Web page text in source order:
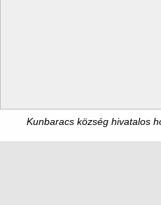
Kunbaracs község hivatalos